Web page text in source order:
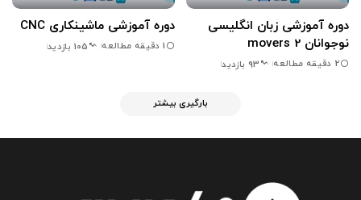
دوره آموزشی زبان انگلیسی
نوجوانان movers 2
2 دقیقه مطالعه 93 بازدید
دوره آموزشی ماشینکاری CNC
1 دقیقه مطالعه 105 بازدید
بارگیری بیشتر